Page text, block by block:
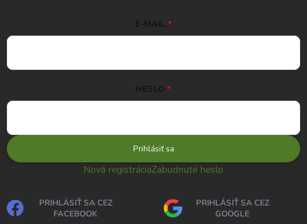
E-MAIL
HESLO
Prihlásiť sa
Nová registráciaZabudnuté heslo
PRIHLÁSIŤ SA CEZ
FACEBOOK
PRIHLÁSIŤ SA CEZ
GOOGLE